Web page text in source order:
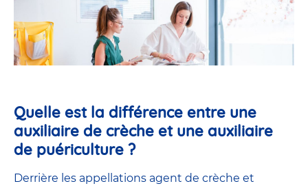
Quelle est la différence entre une
auxiliaire de crèche et une auxiliaire
de puériculture ?
Derrière les appellations agent de crèche et